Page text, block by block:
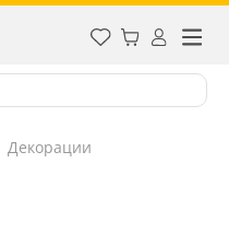
Декорации